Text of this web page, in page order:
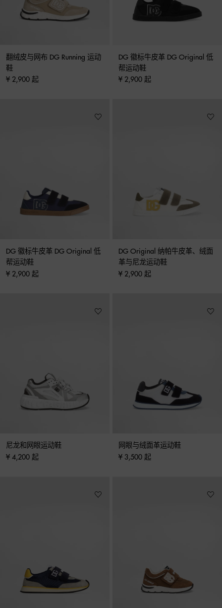
翻绒皮与网布 DG Running 运动
鞋
¥ 2,900 起
DG 徽标牛皮革 DG Original 低
帮运动鞋
¥ 2,900 起
DG 徽标牛皮革 DG Original 低
帮运动鞋
¥ 2,900 起
DG Original 纳帕牛皮革、绒面
革与尼龙运动鞋
¥ 2,900 起
尼龙和网眼运动鞋
¥ 4,200 起
网眼与绒面革运动鞋
¥ 3,500 起